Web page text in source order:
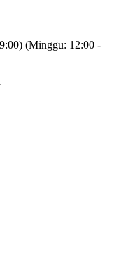
(Minggu: 12:00 -